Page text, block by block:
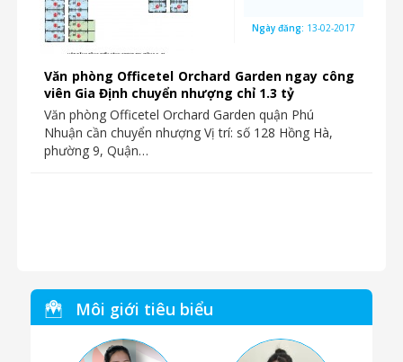
Văn phòng Officetel Orchard Garden ngay công
viên Gia Định chuyển nhượng chỉ 1.3 tỷ
Văn phòng Officetel Orchard Garden quận Phú
Nhuận cần chuyển nhượng Vị trí: số 128 Hồng Hà,
phường 9, Quận…
Ngày đăng: 13-02-2017
Môi giới tiêu biểu